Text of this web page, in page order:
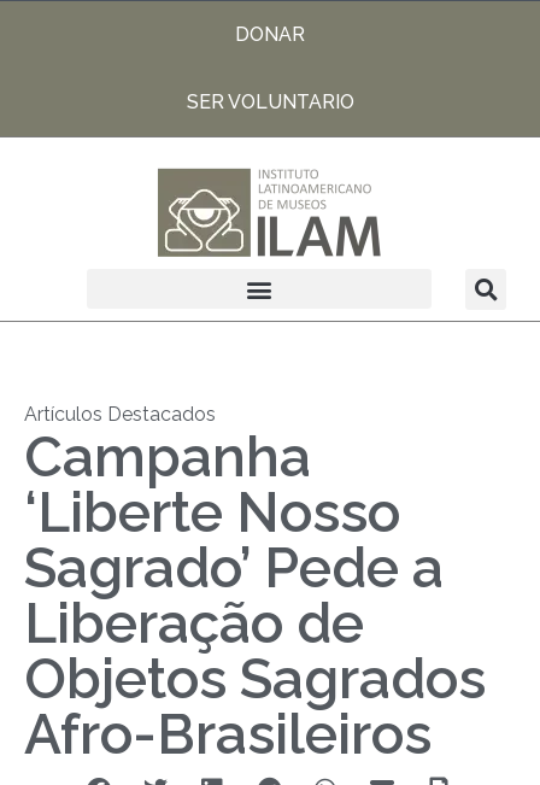
DONAR
SER VOLUNTARIO
Artículos Destacados
Campanha
‘Liberte Nosso
Sagrado’ Pede a
Liberação de
Objetos Sagrados
Afro-Brasileiros